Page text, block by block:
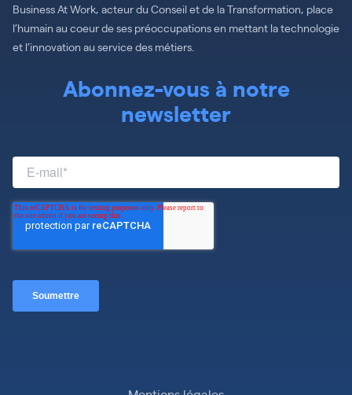
Business At Work, acteur du Conseil et de la Transformation, place
l’humain au coeur de ses préoccupations en mettant la technologie
et l’innovation au service des métiers.
Abonnez-vous à notre
newsletter